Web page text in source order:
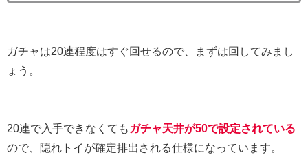
ガチャは20連程度はすぐ回せるので、まずは回してみまし
ょう。
20連で入手できなくても ガチャ天井が50で設定されている
ので、隠れトイが確定排出される仕様になっています。